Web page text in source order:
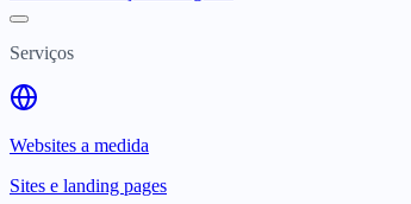
Serviços
Websites a medida
Sites e landing pages